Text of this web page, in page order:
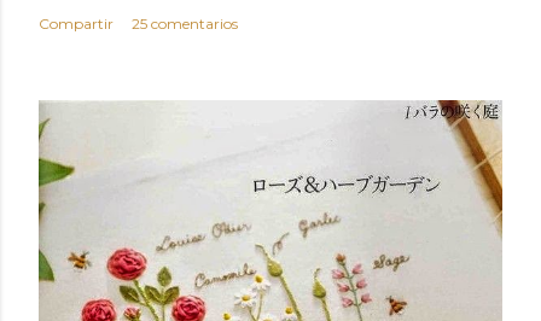
Compartir 25 comentarios